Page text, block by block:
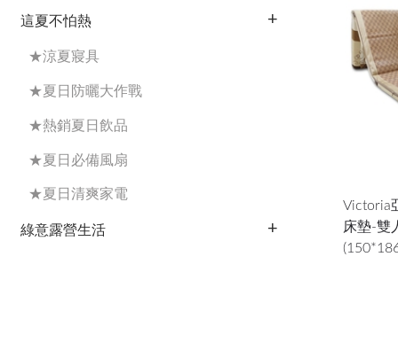
這夏不怕熱
★涼夏寢具
★夏日防曬大作戰
★熱銷夏日飲品
★夏日必備風扇
★夏日清爽家電
綠意露營生活
Victoria
床墊-雙